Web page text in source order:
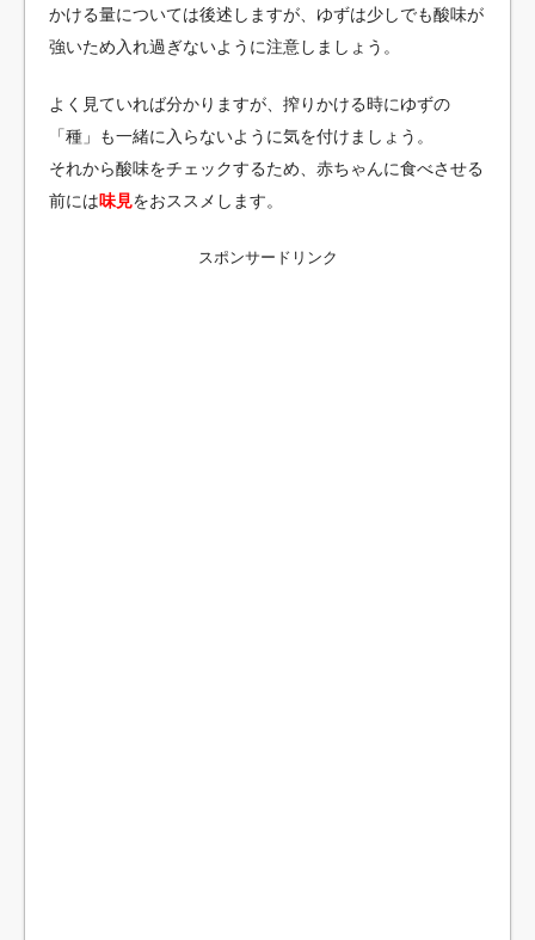
かける量については後述しますが、ゆずは少しでも酸味が
強いため入れ過ぎないように注意しましょう。
よく見ていれば分かりますが、搾りかける時にゆずの
「種」も一緒に入らないように気を付けましょう。
それから酸味をチェックするため、赤ちゃんに食べさせる
前には味見をおススメします。
スポンサードリンク